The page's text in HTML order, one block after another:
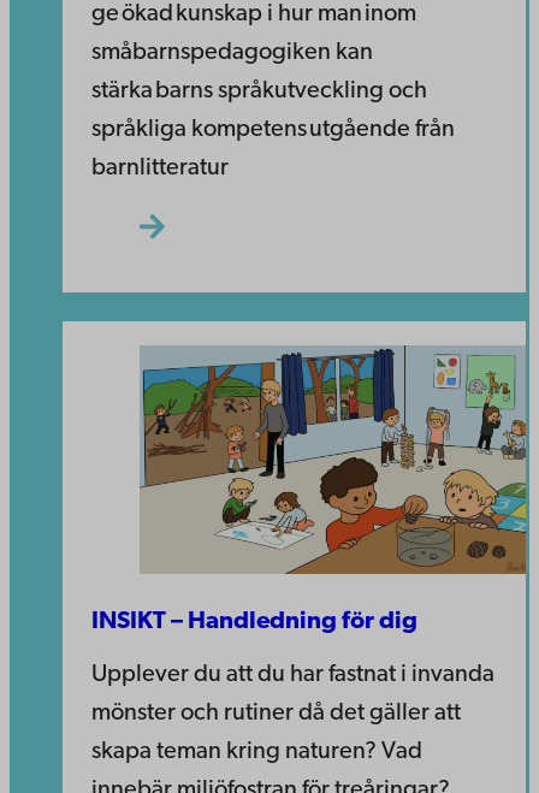
ge ökad kunskap i hur man inom
småbarnspedagogiken kan
stärka barns språkutveckling och
språkliga kompetens utgående från
barnlitteratur
INSIKT – Handledning för dig
Upplever du att du har fastnat i invanda
mönster och rutiner då det gäller att
skapa teman kring naturen? Vad